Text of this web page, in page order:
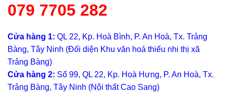
079 7705 282
Cửa hàng 1: QL 22, Kp. Hoà Bình, P. An Hoà, Tx. Trảng
Bàng, Tây Ninh (Đối diện Khu văn hoá thiếu nhi thị xã
Trảng Bàng)
Cửa hàng 2: Số 99, QL 22, Kp. Hoà Hưng, P. An Hoà, Tx.
Trảng Bàng, Tây Ninh (Nội thất Cao Sang)